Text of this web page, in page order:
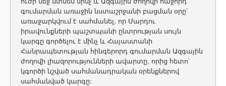
գումարման առաջին նստաշրջանի բացման օրը՝
առաջարկվում է սահմանել, որ Մարդու
իրավունքների պաշտպանի ընտրության սույն
կարգը գործելու է մինչ և Հայաստանի
Հանրապետության հինգերորդ գումարման Ազգային
ժողովի լիազորությունների ավարտը, որից հետո՝
կգործի նշված սահմանադրական օրենքներով
սահմանված կարգը: